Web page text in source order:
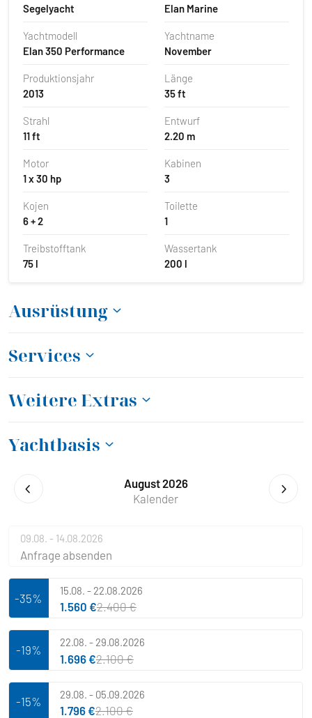
Segelyacht
Elan Marine
Yachtmodell
Elan 350 Performance
Yachtname
November
Produktionsjahr
2013
Länge
35 ft
Strahl
11 ft
Entwurf
2.20 m
Motor
1 x 30 hp
Kabinen
3
Kojen
6 + 2
Toilette
1
Treibstofftank
75 l
Wassertank
200 l
Ausrüstung
Services
Weitere Extras
Yachtbasis
August 2026
Kalender
09.08. - 14.08.2026
Anfrage absenden
-35%
15.08. - 22.08.2026
1.560 €2.400 €
-19%
22.08. - 29.08.2026
1.696 €2.100 €
-15%
29.08. - 05.09.2026
1.796 €2.100 €